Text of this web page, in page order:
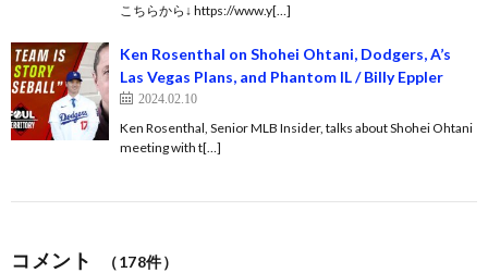
こちらから↓ https://www.y[…]
Ken Rosenthal on Shohei Ohtani, Dodgers, A’s
Las Vegas Plans, and Phantom IL / Billy Eppler
2024.02.10
Ken Rosenthal, Senior MLB Insider, talks about Shohei Ohtani
meeting with t[…]
コメント （178件）